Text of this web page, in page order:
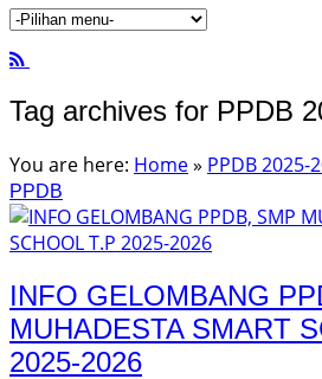
Tag archives for PPDB
You are here: Home» PPDB 2025-
PPDB
INFO GELOMBANG
MUHADESTA SMART
2025-2026